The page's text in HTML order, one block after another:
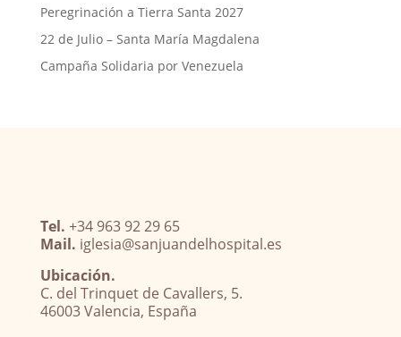
Peregrinación a Tierra Santa 2027
22 de Julio – Santa María Magdalena
Campaña Solidaria por Venezuela
Tel. +34 963 92 29 65
Mail. iglesia@sanjuandelhospital.es
Ubicación.
C. del Trinquet de Cavallers, 5.
46003 Valencia, España